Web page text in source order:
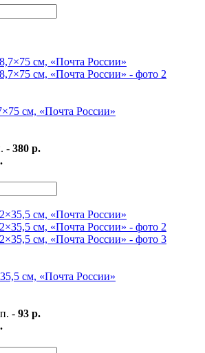
см, «Почта России»
- 380 р.
см, «Почта России»
- 93 р.